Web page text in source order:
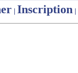
| Inscription |